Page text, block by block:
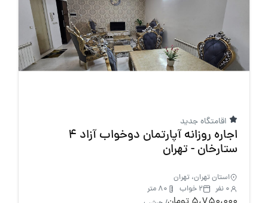
اقامتگاه جدید
اجاره روزانه آپارتمان دوخواب آزاد 4
ستارخان - تهران
استان تهران، تهران
0 نفر
2 خواب 80 متر